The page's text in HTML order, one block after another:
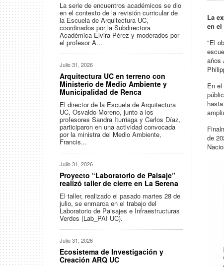
La
en el
"El
años
En
de
La serie de encuentros académicos se dio
en el contexto de la revisión curricular de
la Escuela de Arquitectura UC,
coordinados por la Subdirectora
Académica Elvira Pérez y moderados por
el profesor A...
Julio 31, 2026
Arquitectura UC en terreno con
Ministerio de Medio Ambiente y
Municipalidad de Renca
El director de la Escuela de Arquitectura
UC, Osvaldo Moreno, junto a los
profesores Sandra Iturriaga y Carlos Díaz,
participaron en una actividad convocada
por la ministra del Medio Ambiente,
Francis...
Julio 31, 2026
Proyecto “Laboratorio de Paisaje”
realizó taller de cierre en La Serena
El taller, realizado el pasado martes 28 de
julio, se enmarca en el trabajo del
Laboratorio de Paisajes e Infraestructuras
Verdes (Lab_PAI UC).
Julio 31, 2026
Ecosistema de Investigación y
Creación ARQ UC